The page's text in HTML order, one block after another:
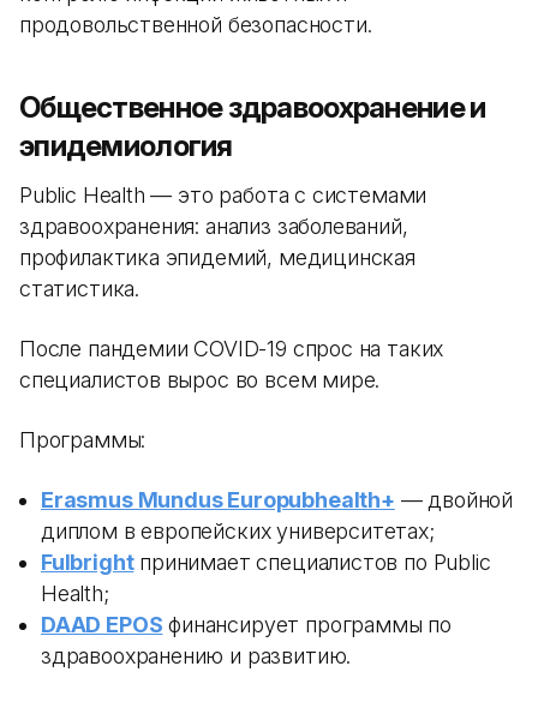
продовольственной безопасности.
Общественное здравоохранение и
эпидемиология
Public Health — это работа с системами
здравоохранения: анализ заболеваний,
профилактика эпидемий, медицинская
статистика.
После пандемии COVID-19 спрос на таких
специалистов вырос во всем мире.
Программы:
Erasmus Mundus Europubhealth+ — двойной
диплом в европейских университетах;
Fulbrightпринимает специалистов по Public
Health;
DAAD EPOS финансирует программы по
здравоохранению и развитию.